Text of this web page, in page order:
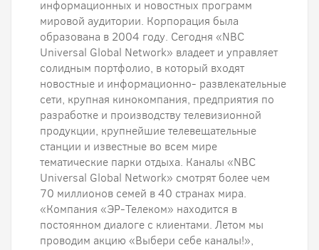
информационных и новостных программ
мировой аудитории. Корпорация была
образована в 2004 году. Сегодня «NBC
Universal Global Network» владеет и управляет
солидным портфолио, в который входят
новостные и информационно- развлекательные
сети, крупная кинокомпания, предприятия по
разработке и производству телевизионной
продукции, крупнейшие телевещательные
станции и известные во всем мире
тематические парки отдыха. Каналы «NBC
Universal Global Network» смотрят более чем
70 миллионов семей в 40 странах мира.
«Компания «ЭР-Телеком» находится в
постоянном диалоге с клиентами. Летом мы
проводим акцию «Выбери себе каналы!»,